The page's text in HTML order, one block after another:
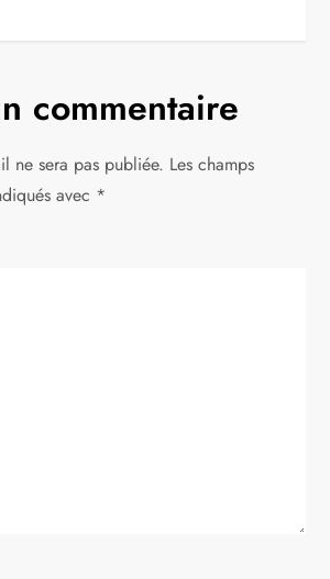
commentaire
ne sera pas publiée. Les champs
avec *